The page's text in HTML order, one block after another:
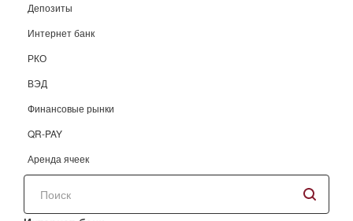
Депозиты
Интернет банк
РКО
ВЭД
Финансовые рынки
QR-PAY
Аренда ячеек
Поиск
сайту